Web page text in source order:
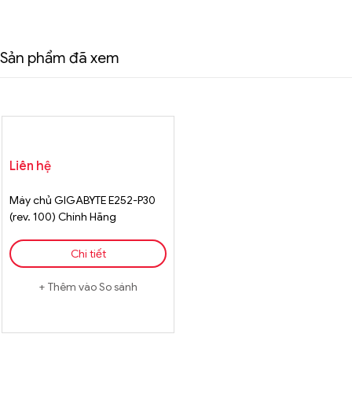
Sản phẩm đã xem
Liên hệ
Máy chủ GIGABYTE E252-P30
(rev. 100) Chính Hãng
Chi tiết
Thêm vào So sánh